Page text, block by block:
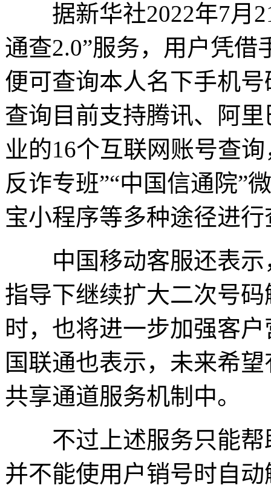
据新华社2022年7月
通查2.0”服务，用户凭
便可查询本人名下手机
查询目前支持腾讯、阿
业的16个互联网账号查
反诈专班”“中国信通院”
宝小程序等多种途径进
中国移动客服还表示
指导下继续扩大二次号
时，也将进一步加强客
国联通也表示，未来希
共享通道服务机制中。
不过上述服务只能帮
并不能使用户销号时自